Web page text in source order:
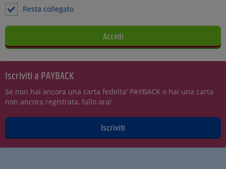
Resta collegato
Iscriviti a PAYBACK
Se non hai ancora una carta fedelta' PAYBACK o hai una carta
non ancora registrata, fallo ora!
Iscriviti